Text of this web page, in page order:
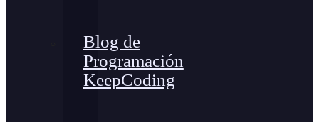
Blog de
Programación
KeepCoding